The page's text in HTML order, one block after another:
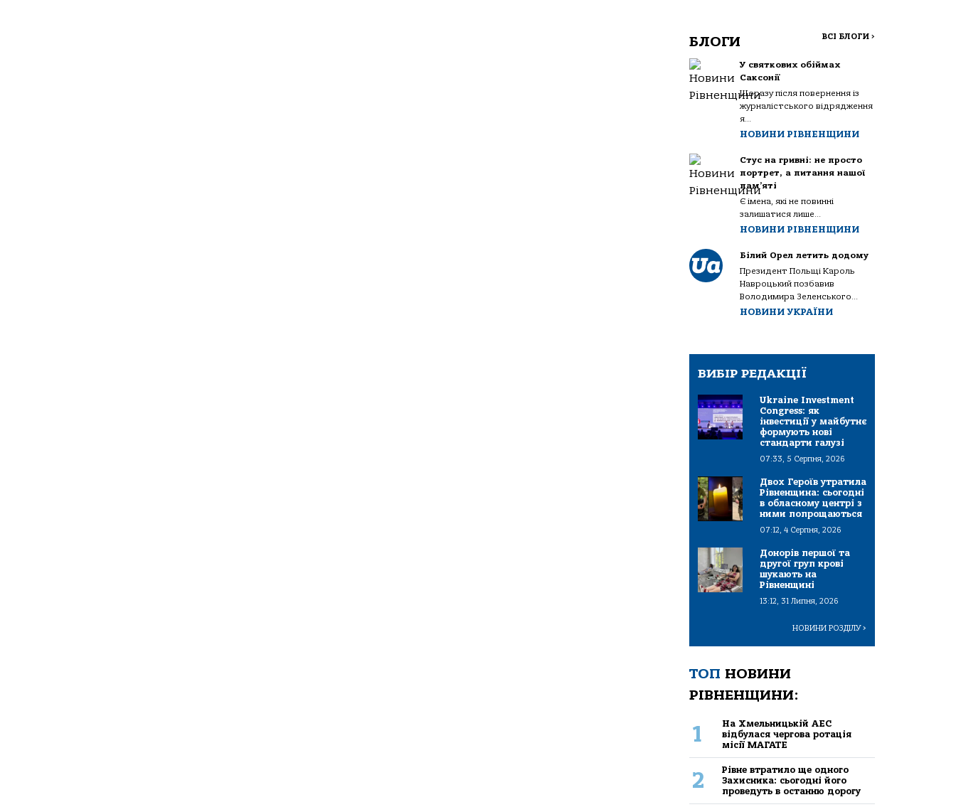
БЛОГИ ВСІ БЛОГИ >
У святкових обіймах
Саксонії
Щоразу після повернення із
журналістського відрядження
я...
НОВИНИ РІВНЕНЩИНИ
Стус на гривні: не просто
портрет, а питання нашої
пам’яті
Є імена, які не повинні
залишатися лише...
НОВИНИ РІВНЕНЩИНИ
Білий Орел летить додому
Президент Польщі Кароль
Навроцький позбавив
Володимира Зеленського...
НОВИНИ УКРАЇНИ
ВИБІР РЕДАКЦІЇ
Ukraine Investment
Congress: як
інвестиції у майбутнє
формують нові
стандарти галузі
07:33, 5 Серпня, 2026
Двох Героїв утратила
Рівненщина: сьогодні
в обласному центрі з
ними попрощаються
07:12, 4 Серпня, 2026
Донорів першої та
другої груп крові
шукають на
Рівненщині
13:12, 31 Липня, 2026
НОВИНИ РОЗДІЛУ>
ТОП НОВИНИ
РІВНЕНЩИНИ:
1
На Хмельницькій АЕС
відбулася чергова ротація
місії МАГАТЕ
2
Рівне втратило ще одного
Захисника: сьогодні його
проведуть в останню дорогу